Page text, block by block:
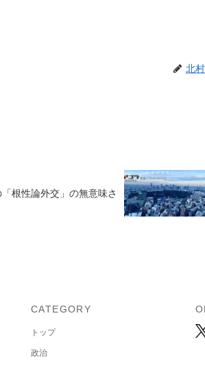
北
根性論外交」の無意味さ
CATEGORY
トップ
政治